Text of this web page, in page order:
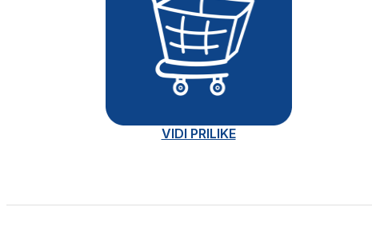
VIDI PRILIKE